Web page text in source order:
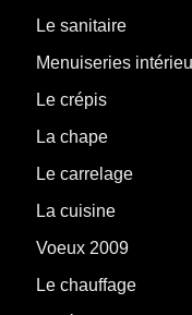
Le sanitaire
Menuiseries
Le crépis
La chape
Le carrelage
La cuisine
Voeux 2009
Le chauffage